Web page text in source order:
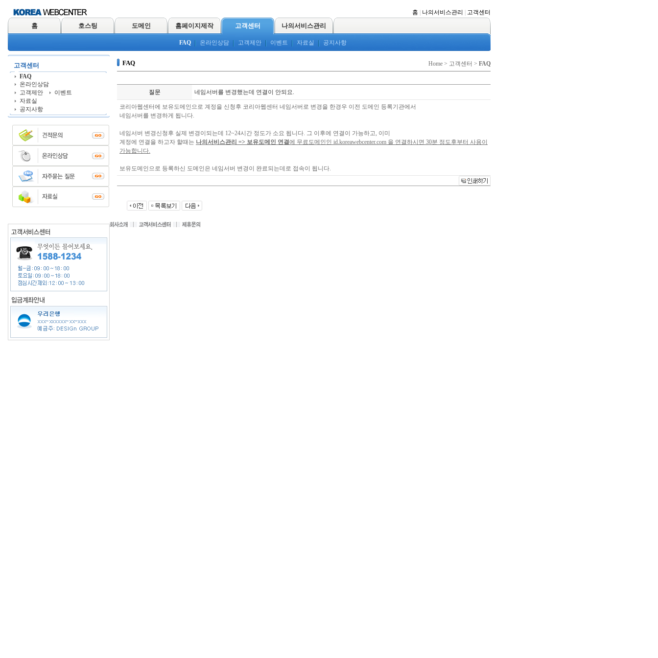
홈 나의서비스관리 고객센터
홈 호스팅 도메인 홈페이지제작 고객센터 나의서비스관리
FAQ 온라인상담 고객제안 이벤트 자료실 공지사항
고객센터
FAQ
온라인상담
고객제안
이벤트
자료실
공지사항
FAQ Home > 고객센터 > FAQ
질문 네임서버를 변경했는데 연결이 안되요.
코리아웹센터에 보유도메인으로 계정을 신청후 코리아웹센터 네임서버로 변경을 한경우 이전 도메인 등록기관에서
네임서버를 변경하게 됩니다.
네임서버 변경신청후 실제 변경이되는데 12~24시간 정도가 소요 됩니다. 그 이후에 연결이 가능하고, 이미
계정에 연결을 하고자 할때는 나의서비스관리 => 보유도메인 연결에 무료도메인인 id.koreawebcenter.com 을 연결하시면 30분 정도후부터 사용이
가능합니다.
보유도메인으로 등록하신 도메인은 네임서버 변경이 완료되는데로 접속이 됩니다.